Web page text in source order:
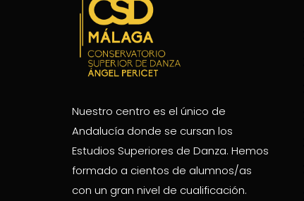
Nuestro centro es el único de
Andalucía donde se cursan los
Estudios Superiores de Danza. Hemos
formado a cientos de alumnos/as
con un gran nivel de cualificación.